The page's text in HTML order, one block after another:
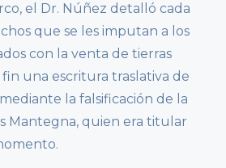
el Dr. Núñez detalló cada
que se les imputan a los
con la venta de tierras
una escritura traslativa de
la falsificación de la
Mantegna, quien era titular